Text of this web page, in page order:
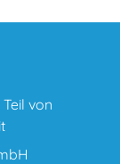
von